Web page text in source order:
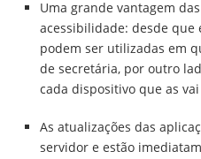
Uma grande vantagem
acessibilidade: desde que
podem ser utilizadas em
de secretária, por outro
cada dispositivo que as
As atualizações das
servidor e estão